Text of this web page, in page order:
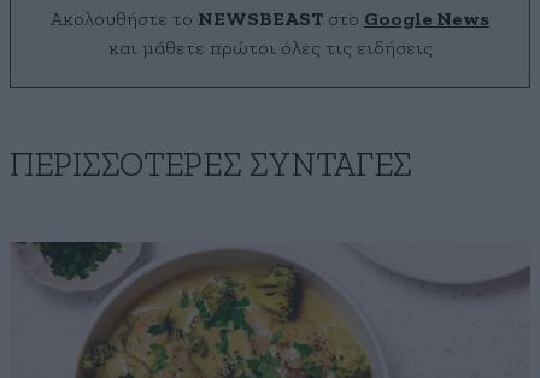
Ακολουθήστε το NEWSBEAST στο Google News
και μάθετε πρώτοι όλες τις ειδήσεις
ΠΕΡΙΣΣΟΤΕΡΕΣ ΣΥΝΤΑΓΕΣ